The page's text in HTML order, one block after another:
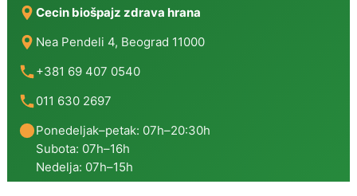
Cecin biošpajz zdrava hrana
Nea Pendeli 4, Beograd 11000
+381 69 407 0540
011 630 2697
Ponedeljak–petak: 07h–20:30h
Subota: 07h–16h
Nedelja: 07h–15h